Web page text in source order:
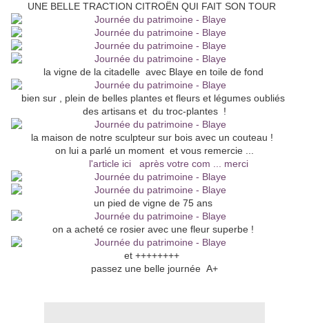
UNE BELLE TRACTION CITROËN QUI FAIT SON TOUR
la vigne de la citadelle avec Blaye en toile de fond
bien sur , plein de belles plantes et fleurs et légumes oubliés
des artisans et du troc-plantes !
la maison de notre sculpteur sur bois avec un couteau !
on lui a parlé un moment et vous remercie ...
l'article ici après votre com ... merci
un pied de vigne de 75 ans
on a acheté ce rosier avec une fleur superbe !
et ++++++++
passez une belle journée A+